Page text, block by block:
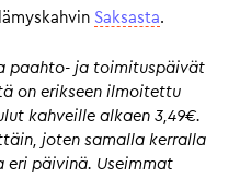
Saksasta.
paahto- ja toimituspäivät
on erikseen ilmoitettu
kahveille alkaen 3,49€.
joten samalla kerralla
päivinä. Useimmat